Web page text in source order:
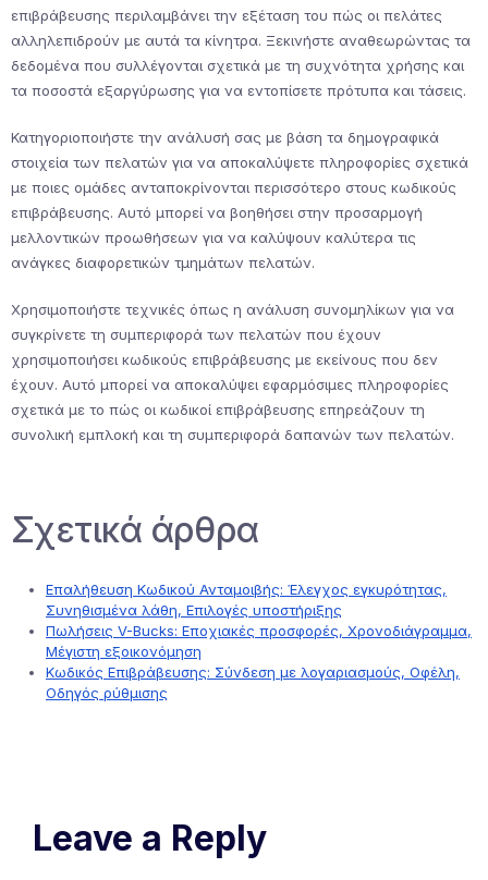
επιβράβευσης περιλαμβάνει την εξέταση του πώς οι πελάτες
αλληλεπιδρούν με αυτά τα κίνητρα. Ξεκινήστε αναθεωρώντας τα
δεδομένα που συλλέγονται σχετικά με τη συχνότητα χρήσης και
τα ποσοστά εξαργύρωσης για να εντοπίσετε πρότυπα και τάσεις.
Κατηγοριοποιήστε την ανάλυσή σας με βάση τα δημογραφικά
στοιχεία των πελατών για να αποκαλύψετε πληροφορίες σχετικά
με ποιες ομάδες ανταποκρίνονται περισσότερο στους κωδικούς
επιβράβευσης. Αυτό μπορεί να βοηθήσει στην προσαρμογή
μελλοντικών προωθήσεων για να καλύψουν καλύτερα τις
ανάγκες διαφορετικών τμημάτων πελατών.
Χρησιμοποιήστε τεχνικές όπως η ανάλυση συνομηλίκων για να
συγκρίνετε τη συμπεριφορά των πελατών που έχουν
χρησιμοποιήσει κωδικούς επιβράβευσης με εκείνους που δεν
έχουν. Αυτό μπορεί να αποκαλύψει εφαρμόσιμες πληροφορίες
σχετικά με το πώς οι κωδικοί επιβράβευσης επηρεάζουν τη
συνολική εμπλοκή και τη συμπεριφορά δαπανών των πελατών.
Σχετικά άρθρα
Επαλήθευση Κωδικού Ανταμοιβής: Έλεγχος εγκυρότητας,
Συνηθισμένα λάθη, Επιλογές υποστήριξης
Πωλήσεις V-Bucks: Εποχιακές προσφορές, Χρονοδιάγραμμα,
Μέγιστη εξοικονόμηση
Κωδικός Επιβράβευσης: Σύνδεση με λογαριασμούς, Οφέλη,
Οδηγός ρύθμισης
Leave a Reply